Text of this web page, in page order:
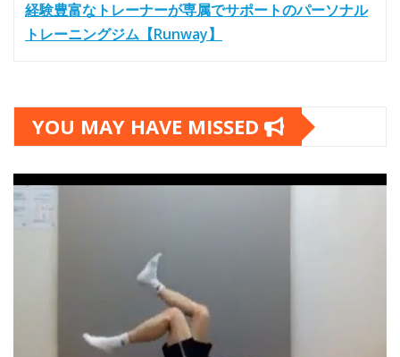
経験豊富なトレーナーが専属でサポートのパーソナル
トレーニングジム【Runway】
YOU MAY HAVE MISSED